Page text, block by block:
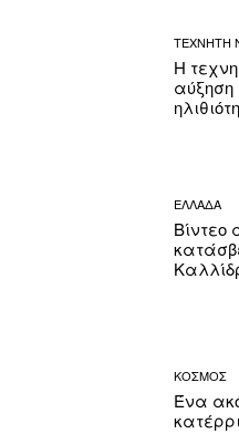
ΤΕΧΝΗΤΗ
Η
αύξηση
ΕΛΛΑΔΑ
Βίντεο
ΚΟΣΜΟΣ
Ένα